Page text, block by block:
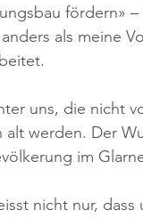
fördern»
als meine
uns, die nicht
alt werden. Der
im
nicht nur,